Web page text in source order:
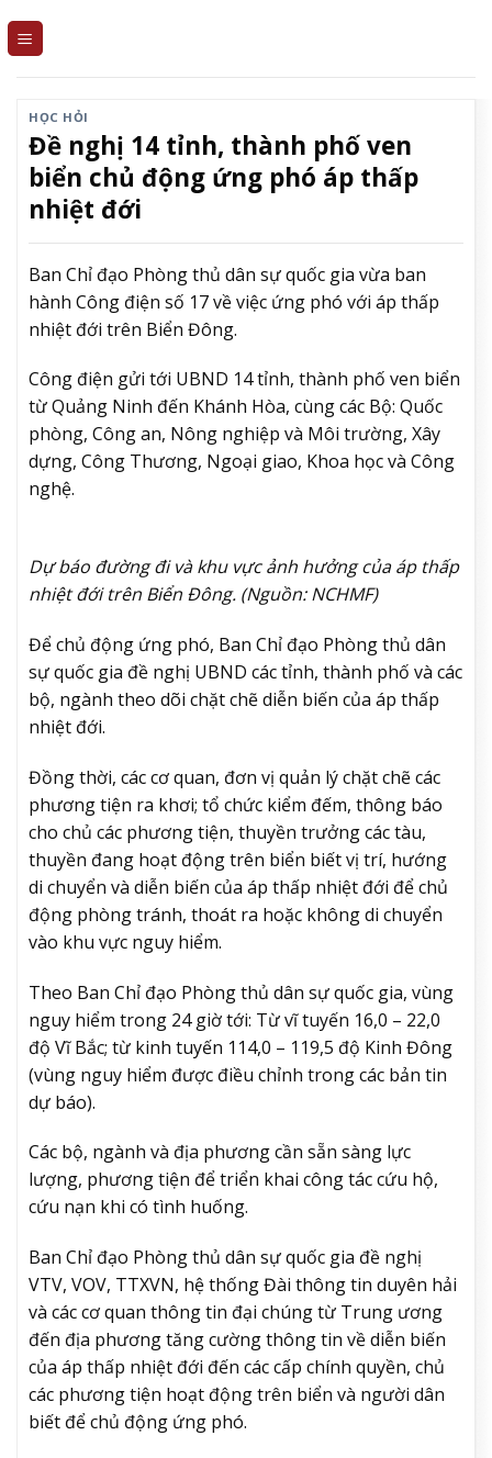
HỌC HỎI
Đề nghị 14 tỉnh, thành phố ven
biển chủ động ứng phó áp thấp
nhiệt đới
Ban Chỉ đạo Phòng thủ dân sự quốc gia vừa ban
hành Công điện số 17 về việc ứng phó với áp thấp
nhiệt đới trên Biển Đông.
Công điện gửi tới UBND 14 tỉnh, thành phố ven biển
từ Quảng Ninh đến Khánh Hòa, cùng các Bộ: Quốc
phòng, Công an, Nông nghiệp và Môi trường, Xây
dựng, Công Thương, Ngoại giao, Khoa học và Công
nghệ.
Dự báo đường đi và khu vực ảnh hưởng của áp thấp
nhiệt đới trên Biển Đông. (Nguồn: NCHMF)
Để chủ động ứng phó, Ban Chỉ đạo Phòng thủ dân
sự quốc gia đề nghị UBND các tỉnh, thành phố và các
bộ, ngành theo dõi chặt chẽ diễn biến của áp thấp
nhiệt đới.
Đồng thời, các cơ quan, đơn vị quản lý chặt chẽ các
phương tiện ra khơi; tổ chức kiểm đếm, thông báo
cho chủ các phương tiện, thuyền trưởng các tàu,
thuyền đang hoạt động trên biển biết vị trí, hướng
di chuyển và diễn biến của áp thấp nhiệt đới để chủ
động phòng tránh, thoát ra hoặc không di chuyển
vào khu vực nguy hiểm.
Theo Ban Chỉ đạo Phòng thủ dân sự quốc gia, vùng
nguy hiểm trong 24 giờ tới: Từ vĩ tuyến 16,0 – 22,0
độ Vĩ Bắc; từ kinh tuyến 114,0 – 119,5 độ Kinh Đông
(vùng nguy hiểm được điều chỉnh trong các bản tin
dự báo).
Các bộ, ngành và địa phương cần sẵn sàng lực
lượng, phương tiện để triển khai công tác cứu hộ,
cứu nạn khi có tình huống.
Ban Chỉ đạo Phòng thủ dân sự quốc gia đề nghị
VTV, VOV, TTXVN, hệ thống Đài thông tin duyên hải
và các cơ quan thông tin đại chúng từ Trung ương
đến địa phương tăng cường thông tin về diễn biến
của áp thấp nhiệt đới đến các cấp chính quyền, chủ
các phương tiện hoạt động trên biển và người dân
biết để chủ động ứng phó.